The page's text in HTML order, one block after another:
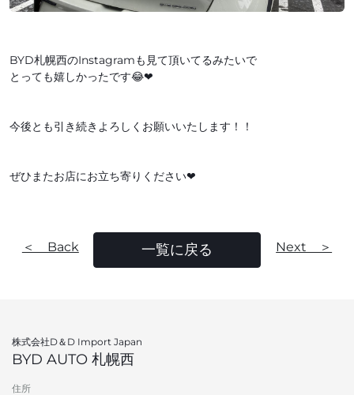
BYD札幌西のInstagramも見て頂いてるみたいで
とっても嬉しかったです😂❤
今後とも引き続きよろしくお願いいたします！！
ぜひまたお店にお立ち寄りください❤
＜ Back 一覧に戻る Next ＞
株式会社D＆D Import Japan
BYD AUTO 札幌西
住所